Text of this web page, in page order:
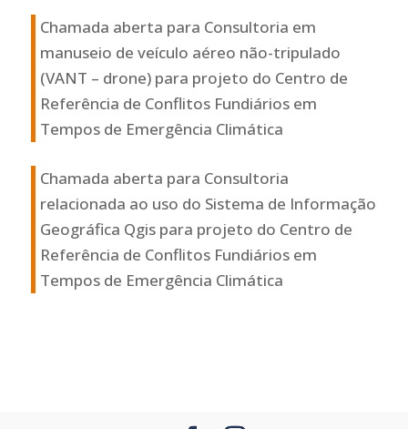
Chamada aberta para Consultoria em
manuseio de veículo aéreo não-tripulado
(VANT – drone) para projeto do Centro de
Referência de Conflitos Fundiários em
Tempos de Emergência Climática
Chamada aberta para Consultoria
relacionada ao uso do Sistema de Informação
Geográfica Qgis para projeto do Centro de
Referência de Conflitos Fundiários em
Tempos de Emergência Climática